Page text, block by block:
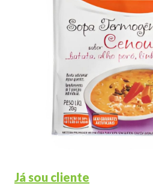
Já sou cliente